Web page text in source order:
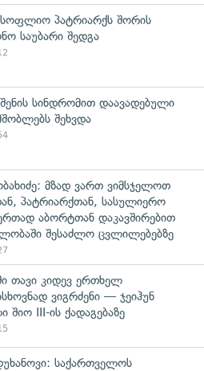
პატრიარქს შორის
საუბარი შედგა
სინდრომით დაავადებული
შეხვდა
მზად ვართ ვიმსჯელოთ
პატრიარქთან, სასულიერო
აბორტთან დაკავშირებით
შესაძლო ცვლილებებზე
თავი კიდევ ერთხელ
ვიგრძენი — ჯეიჰუნ
შიო III-ის ქადაგებაზე
საქართველოს